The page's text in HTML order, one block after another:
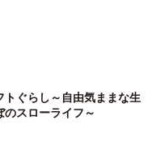
トぐらし～自由気ままな生
のスローライフ～